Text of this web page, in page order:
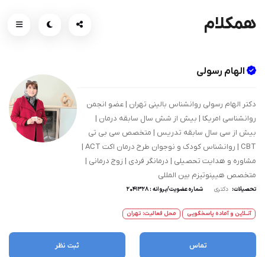
همکلام
الهام رسولی
دکتر الهام رسولی روانشناس بالینی تهران | عضو انجمن
روانشناسی امریکا | بیش از شش سال سابقه درمان |
بیش از سی سال سابقه تدریس | متخصص سی بی تی
CBT | روانشناس کودک و نوجوان طرح درمان اکت ACT |
مشاوره و هدایت تحصیلی | درمانگر فردی | زوج درمانی |
متخصص هیپنوتیزم بین المللی
تحصیلات: دکتری شماره عضویت/پروانه : 2041328
آنــلاین و آماده پاسخگویی محل فعالیت: تهران
تماس ثبت نظر